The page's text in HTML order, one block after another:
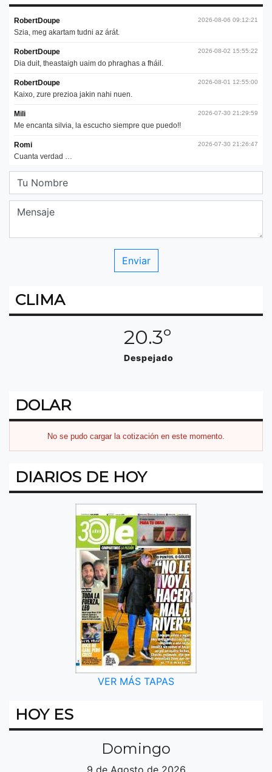
CLIMA
20.3º
Despejado
DOLAR
No se pudo cargar la cotización en este momento.
DIARIOS DE HOY
VER MÁS TAPAS
HOY ES
Domingo
9 de Agosto de 2026